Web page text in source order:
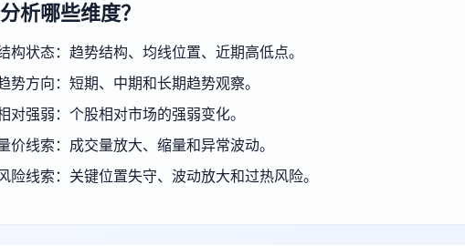
析哪些维度？
构状态：趋势结构、均线位置、近期高低点。
势方向：短期、中期和长期趋势观察。
对强弱：个股相对市场的强弱变化。
价线索：成交量放大、缩量和异常波动。
险线索：关键位置失守、波动放大和过热风险。